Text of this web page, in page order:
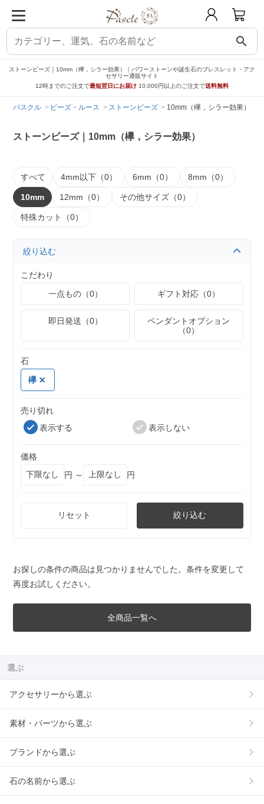
search
ストーンビーズ｜10mm（欅，シラー効果）｜パワーストーンや誕生石のブレスレット・アク
セサリー通販サイト
12時までのご注文で最短翌日にお届け 10,000円以上のご注文で送料無料
パスクル ビーズ・ルース ストーンビーズ 10mm（欅，シラー効果）
ストーンビーズ｜10mm（欅，シラー効果）
すべて 4mm以下（0） 6mm（0） 8mm（0）
10mm 12mm（0） その他サイズ（0）
特殊カット（0）
絞り込む
こだわり
一点もの（0）
ギフト対応（0）
即日発送（0）
ペンダントオプション
（0）
石
欅
売り切れ
表示する
表示しない
価格
円 ～
円
リセット 絞り込む
お探しの条件の商品は見つかりませんでした。条件を変更して
再度お試しください。
全商品一覧へ
選ぶ
アクセサリーから選ぶ
素材・パーツから選ぶ
ブランドから選ぶ
石の名前から選ぶ